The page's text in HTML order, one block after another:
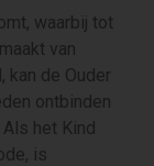
waarbij tot
van
kan de Ouder
ontbinden
het Kind
is